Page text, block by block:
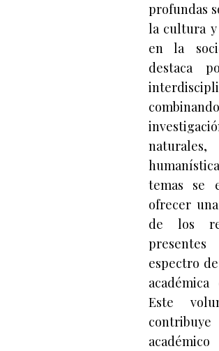
profundas
la cultura
en la
destaca
temas se
ofrecer
de los
espectro
académica
Este